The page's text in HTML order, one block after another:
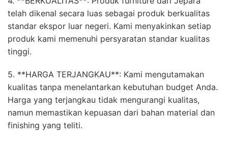
telah dikenal secara luas sebagai produk berkualitas
standar ekspor luar negeri. Kami menyakinkan setiap
produk kami memenuhi persyaratan standar kualitas
tinggi.
5. **HARGA TERJANGKAU**: Kami mengutamakan
kualitas tanpa menelantarkan kebutuhan budget Anda.
Harga yang terjangkau tidak mengurangi kualitas,
namun memastikan kepuasan dari bahan material dan
finishing yang teliti.